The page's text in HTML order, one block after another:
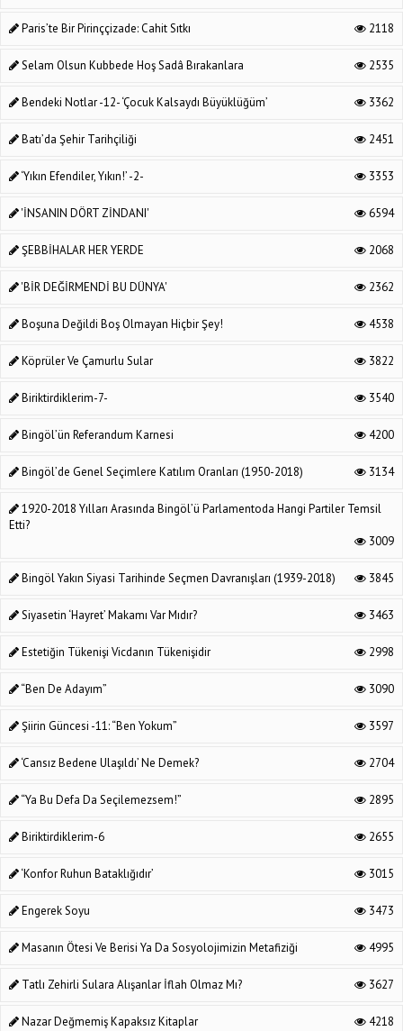
Paris’te Bir Pirinççizade: Cahit Sıtkı 2118
Selam Olsun Kubbede Hoş Sadâ Bırakanlara 2535
Bendeki Notlar -12- ‘Çocuk Kalsaydı Büyüklüğüm’ 3362
Batı’da Şehir Tarihçiliği 2451
‘Yıkın Efendiler, Yıkın!’ -2- 3353
'İNSANIN DÖRT ZİNDANI' 6594
ŞEBBİHALAR HER YERDE 2068
'BİR DEĞİRMENDİ BU DÜNYA' 2362
Boşuna Değildi Boş Olmayan Hiçbir Şey! 4538
Köprüler Ve Çamurlu Sular 3822
Biriktirdiklerim-7- 3540
Bingöl’ün Referandum Karnesi 4200
Bingöl’de Genel Seçimlere Katılım Oranları (1950-2018) 3134
1920-2018 Yılları Arasında Bingöl’ü Parlamentoda Hangi Partiler Temsil
Etti?
3009
Bingöl Yakın Siyasi Tarihinde Seçmen Davranışları (1939-2018) 3845
Siyasetin ‘Hayret’ Makamı Var Mıdır? 3463
Estetiğin Tükenişi Vicdanın Tükenişidir 2998
“Ben De Adayım” 3090
Şiirin Güncesi -11: “Ben Yokum” 3597
‘Cansız Bedene Ulaşıldı’ Ne Demek? 2704
“Ya Bu Defa Da Seçilemezsem!” 2895
Biriktirdiklerim-6 2655
‘Konfor Ruhun Bataklığıdır’ 3015
Engerek Soyu 3473
Masanın Ötesi Ve Berisi Ya Da Sosyolojimizin Metafiziği 4995
Tatlı Zehirli Sulara Alışanlar İflah Olmaz Mı? 3627
Nazar Değmemiş Kapaksız Kitaplar 4218